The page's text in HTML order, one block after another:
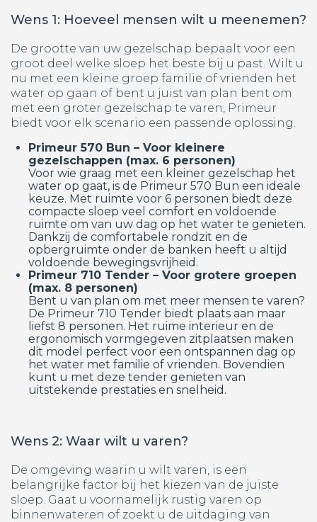
Wens 1: Hoeveel mensen wilt u meenemen?
De grootte van uw gezelschap bepaalt voor een
groot deel welke sloep het beste bij u past. Wilt u
nu met een kleine groep familie of vrienden het
water op gaan of bent u juist van plan bent om
met een groter gezelschap te varen, Primeur
biedt voor elk scenario een passende oplossing.
Primeur 570 Bun – Voor kleinere
gezelschappen (max. 6 personen)
Voor wie graag met een kleiner gezelschap het
water op gaat, is de Primeur 570 Bun een ideale
keuze. Met ruimte voor 6 personen biedt deze
compacte sloep veel comfort en voldoende
ruimte om van uw dag op het water te genieten.
Dankzij de comfortabele rondzit en de
opbergruimte onder de banken heeft u altijd
voldoende bewegingsvrijheid.
Primeur 710 Tender – Voor grotere groepen
(max. 8 personen)
Bent u van plan om met meer mensen te varen?
De Primeur 710 Tender biedt plaats aan maar
liefst 8 personen. Het ruime interieur en de
ergonomisch vormgegeven zitplaatsen maken
dit model perfect voor een ontspannen dag op
het water met familie of vrienden. Bovendien
kunt u met deze tender genieten van
uitstekende prestaties en snelheid.
Wens 2: Waar wilt u varen?
De omgeving waarin u wilt varen, is een
belangrijke factor bij het kiezen van de juiste
sloep. Gaat u voornamelijk rustig varen op
binnenwateren of zoekt u de uitdaging van